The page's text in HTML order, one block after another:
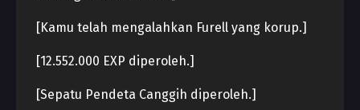
[Kamu telah mengalahkan Furell yang korup.]
[12.552.000 EXP diperoleh.]
[Sepatu Pendeta Canggih diperoleh.]